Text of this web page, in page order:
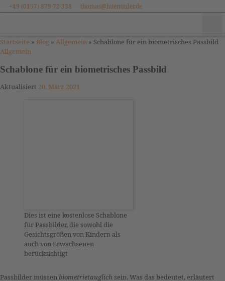
Zum Inhalt springen
+49 (0157) 879 72 338 thomas@huemmler.de
Startseite » Blog » Allgemein » Schablone für ein biometrisches Passbild
Allgemein
Schablone für ein biometrisches Passbild
Aktualisiert 20. März 2021
Dies ist eine kostenlose Schablone
für Passbilder, die sowohl die
Gesichtsgrößen von Kindern als
auch von Erwachsenen
berücksichtigt
Passbilder müssenbiometrietauglich sein. Was das bedeutet, erläutert